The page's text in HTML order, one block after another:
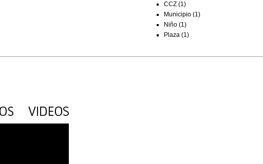
CCZ (1)
Municipio (1)
Niño (1)
Plaza (1)